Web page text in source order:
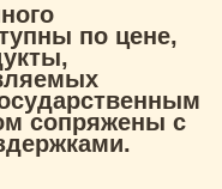
по цене,
сопряжены с